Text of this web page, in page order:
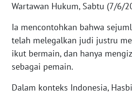
Wartawan Hukum, Sabtu (7/6/
Ia mencontohkan bahwa
telah melegalkan judi justru
ikut bermain, dan hanya
sebagai pemain.
Dalam konteks Indonesia,
KARIR
DISCLAIMER
Wahana
News